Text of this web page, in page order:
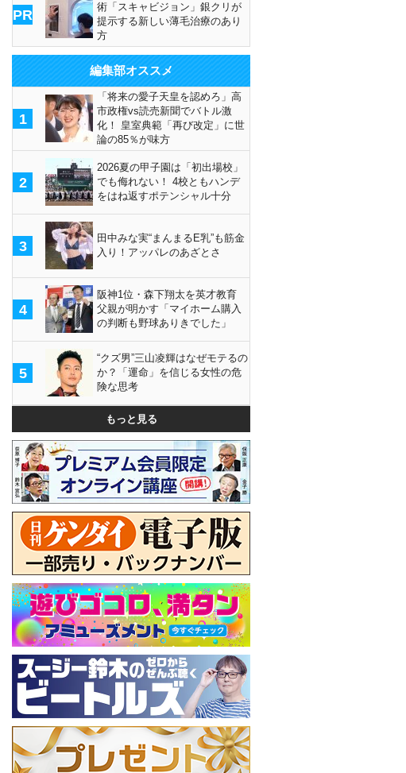
PR
術「スキャビジョン」銀クリが
提示する新しい薄毛治療のあり
方
編集部オススメ
1
「将来の愛子天皇を認めろ」高
市政権vs読売新聞でバトル激
化！ 皇室典範「再び改定」に世
論の85％が味方
2
2026夏の甲子園は「初出場校」
でも侮れない！ 4校ともハンデ
をはね返すポテンシャル十分
3
田中みな実“まんまるE乳”も筋金
入り！アッパレのあざとさ
4
阪神1位・森下翔太を英才教育
父親が明かす「マイホーム購入
の判断も野球ありきでした」
5
“クズ男”三山凌輝はなぜモテるの
か？「運命」を信じる女性の危
険な思考
もっと見る